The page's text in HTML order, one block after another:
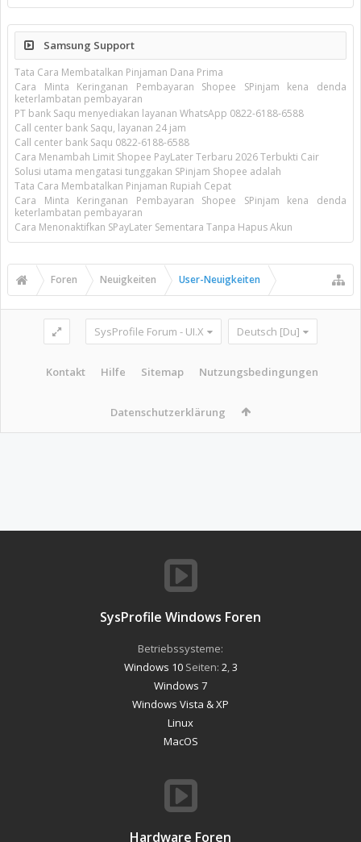
Samsung Support
Tata Cara Membatalkan Pinjaman Dana Prima
Cara Minta Keringanan Pembayaran Shopee SPinjam kena denda
keterlambatan pembayaran
PT bank Saqu menyediakan layanan WhatsApp 0822-6188-6588
Call center bank Saqu, layanan 24 jam
Call center bank Saqu 0822-6188-6588
Cara Menambah Limit Shopee PayLater Terbaru 2026 Terbukti Cair
Solusi utama mengatasi tunggakan SPinjam Shopee adalah
Tata Cara Membatalkan Pinjaman Rupiah Cepat
Cara Minta Keringanan Pembayaran Shopee SPinjam kena denda
keterlambatan pembayaran
Cara Menonaktifkan SPayLater Sementara Tanpa Hapus Akun
Foren Neuigkeiten User-Neuigkeiten
SysProfile Forum - UI.X Deutsch [Du]
Kontakt Hilfe Sitemap Nutzungsbedingungen
Datenschutzerklärung
SysProfile Windows Foren
Betriebssysteme:
Windows 10Seiten: 2 3
Windows 7
Windows Vista & XP
Linux
MacOS
Hardware Foren